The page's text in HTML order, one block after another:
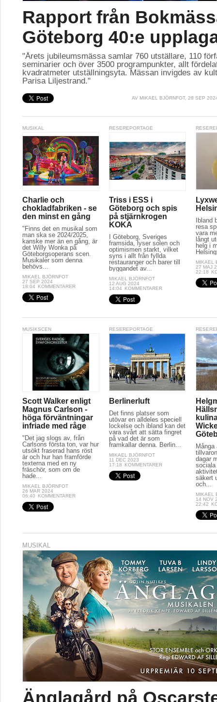
Rapport från
Göteborg 40:e
"Årets jubileumsmässa samlar 760 utställare, 110
seminarier och över 3500 programpunkter, allt
kvadratmeter utställningsyta. Mässan invigdes av
Parisa Liljestrand."
AV MIKAEL BJÖRNFOT, 28 SEP
MUSIKAL
Charlie och
chokladfabriken - se
den minst en gång
"Finns det en musikal som
man ska se 2024/2025,
kanske mer än en gång, är
det Willy Wonka på
Göteborgsoperans scen.
Musikaler som denna
behövs...
MIKAEL BJÖRNFOT
27 SEP 2024
18:04
KOMMENTARER
RESEREPORTAGE
Triss i ESS i
Göteborg och spis
på stjärnkrogen
KOKA
I Göteborg, Sveriges
framsida, lyser solen och
optimismen starkt, vilket
syns i allt från fyllda
restauranger och barer till
byggandet av...
MIKAEL BJÖRNFOT
12 AUG 2024
14:04
KOMMENTARER
Ibland
resa
vara
långt
helg i
MIKAEL
27 MAJ
22:18
MUSIKSCEN
Scott Walker enligt
Magnus Carlson -
höga förväntningar
infriade med råge
"Det jag slogs av, från
Carlsons första ton, var hur
utsökt fraserad hans röst
är och hur han framförde
texterna med en ny
fräschör, som om de
hade...
MIKAEL BJÖRNFOT
26 MAR 2024
06:40
KOMMENTARER
RESEREPORTAGE
Berlinerluft
Det finns platser som
utövar en alldeles speciell
lockelse och ibland kan det
vara svårt att sätta fingret
på vad det är som
framkallar denna. Berlin...
MIKAEL BJÖRNFOT
11 DEC 2023
17:18
KOMMENTARER
dagar
säkert
och...
MIKAEL
14 NOV
22:42
MUSIKAL
Änglagård på